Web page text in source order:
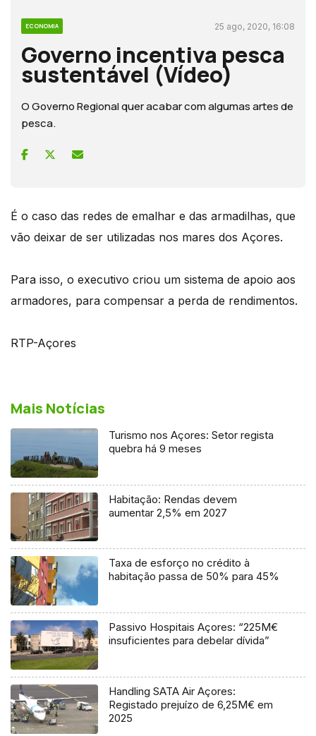
ECONOMIA 25 ago, 2020, 16:08
Governo incentiva pesca
sustentável (Vídeo)
O Governo Regional quer acabar com algumas artes de
pesca.
É o caso das redes de emalhar e das armadilhas, que
vão deixar de ser utilizadas nos mares dos Açores.
Para isso, o executivo criou um sistema de apoio aos
armadores, para compensar a perda de rendimentos.
RTP-Açores
Mais Notícias
Turismo nos Açores: Setor regista
quebra há 9 meses
Habitação: Rendas devem
aumentar 2,5% em 2027
Taxa de esforço no crédito à
habitação passa de 50% para 45%
Passivo Hospitais Açores: “225M€
insuficientes para debelar dívida”
Handling SATA Air Açores:
Registado prejuízo de 6,25M€ em
2025